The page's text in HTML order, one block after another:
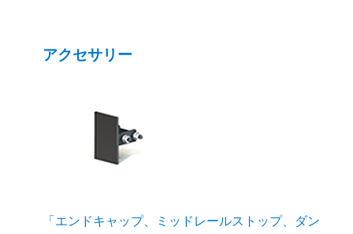
アクセサリー
「エンドキャップ、ミッドレールストップ、ダン